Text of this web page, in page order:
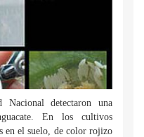
Nacional detectaron una
En los cultivos
en el suelo, de color rojizo